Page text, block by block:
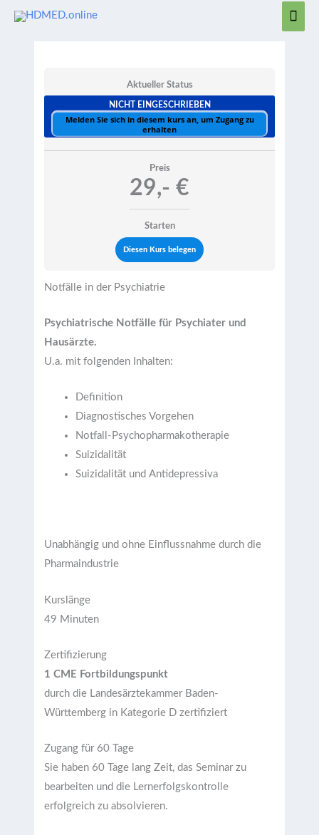
Zum
Aktueller Status
NICHT EINGESCHRIEBEN
Melden Sie sich in diesem kurs an, um Zugang zu
erhalten
Preis
29,- €
Starten
Diesen Kurs belegen
Notfälle in der Psychiatrie
Psychiatrische Notfälle für Psychiater und
Hausärzte.
U.a. mit folgenden Inhalten:
Definition
Diagnostisches Vorgehen
Notfall-Psychopharmakotherapie
Suizidalität
Suizidalität und Antidepressiva
Unabhängig und ohne Einflussnahme durch die
Pharmaindustrie
Kurslänge
49 Minuten
Zertifizierung
1 CME Fortbildungspunkt
durch die Landesärztekammer Baden-
Württemberg in Kategorie D zertifiziert
Zugang für 60 Tage
Sie haben 60 Tage lang Zeit, das Seminar zu
bearbeiten und die Lernerfolgskontrolle
erfolgreich zu absolvieren.